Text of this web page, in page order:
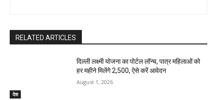
RELATED ARTICLES
देश
दिल्ली लक्ष्मी योजना का पोर्टल लॉन्च, पात्र महिलाओं को
हर महीने मिलेंगे ₹2,500, ऐसे करें आवेदन
August 1, 2026